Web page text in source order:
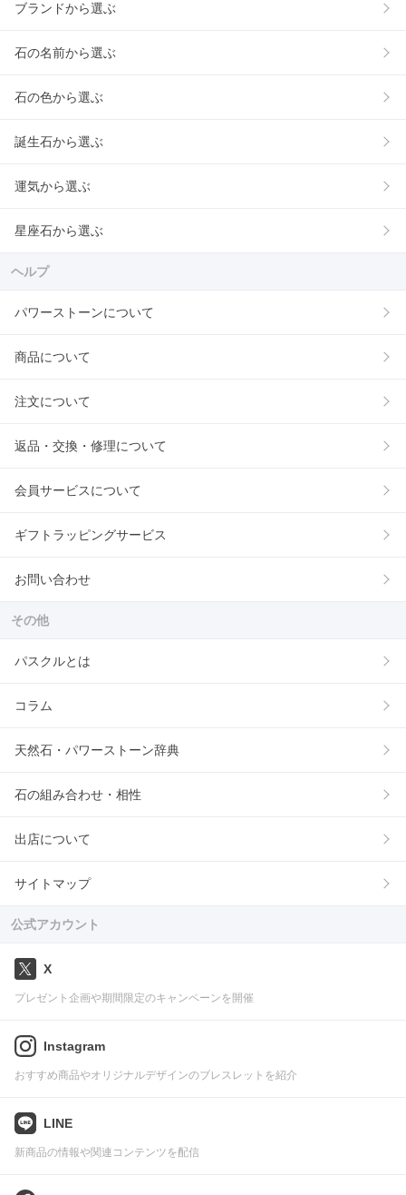
ブランドから選ぶ
石の名前から選ぶ
石の色から選ぶ
誕生石から選ぶ
運気から選ぶ
星座石から選ぶ
ヘルプ
パワーストーンについて
商品について
注文について
返品・交換・修理について
会員サービスについて
ギフトラッピングサービス
お問い合わせ
その他
パスクルとは
コラム
天然石・パワーストーン辞典
石の組み合わせ・相性
出店について
サイトマップ
公式アカウント
X
プレゼント企画や期間限定のキャンペーンを開催
Instagram
おすすめ商品やオリジナルデザインのブレスレットを紹介
LINE
新商品の情報や関連コンテンツを配信